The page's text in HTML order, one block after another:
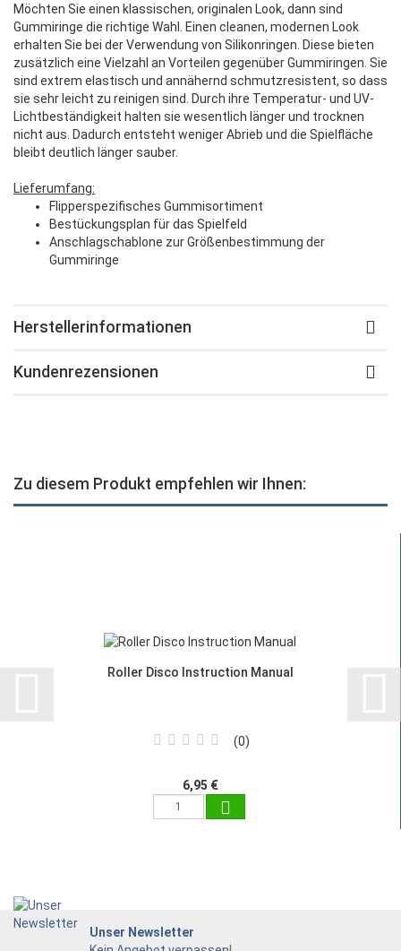
Möchten Sie einen klassischen, originalen Look, dann sind
Gummiringe die richtige Wahl. Einen cleanen, modernen Look
erhalten Sie bei der Verwendung von Silikonringen. Diese bieten
zusätzlich eine Vielzahl an Vorteilen gegenüber Gummiringen. Sie
sind extrem elastisch und annähernd schmutzresistent, so dass
sie sehr leicht zu reinigen sind. Durch ihre Temperatur- und UV-
Lichtbeständigkeit halten sie wesentlich länger und trocknen
nicht aus. Dadurch entsteht weniger Abrieb und die Spielfläche
bleibt deutlich länger sauber.
Lieferumfang:
Flipperspezifisches Gummisortiment
Bestückungsplan für das Spielfeld
Anschlagschablone zur Größenbestimmung der
Gummiringe
Herstellerinformationen
Kundenrezensionen
Zu diesem Produkt empfehlen wir Ihnen:
Roller Disco Instruction Manual
0
6,95 €
Unser Newsletter